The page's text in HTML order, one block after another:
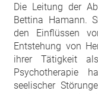
Die Leitung der
Bettina Hamann.
den Einflüssen
Entstehung von
ihrer Tätigkeit
Psychotherapie
seelischer